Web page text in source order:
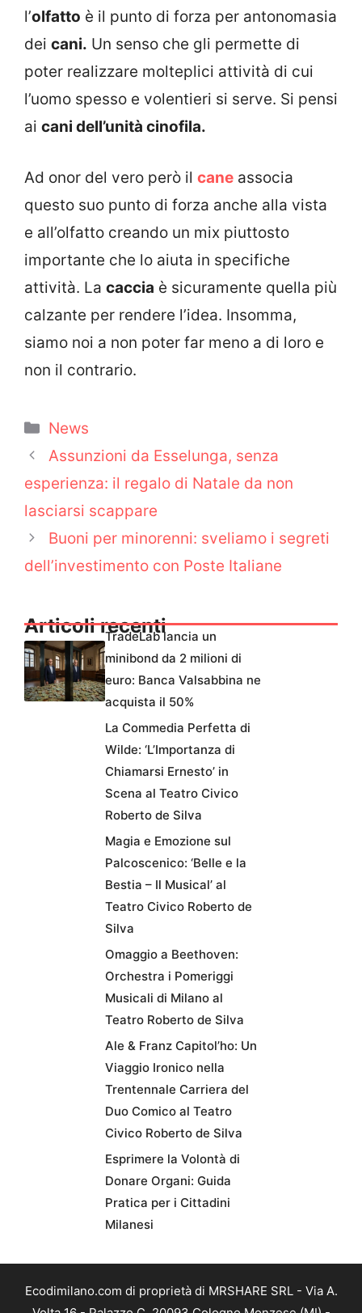
l’olfatto è il punto di forza per antonomasia
dei cani. Un senso che gli permette di
poter realizzare molteplici attività di cui
l’uomo spesso e volentieri si serve. Si pensi
ai cani dell’unità cinofila.
Ad onor del vero però il cane associa
questo suo punto di forza anche alla vista
e all’olfatto creando un mix piuttosto
importante che lo aiuta in specifiche
attività. La caccia è sicuramente quella più
calzante per rendere l’idea. Insomma,
siamo noi a non poter far meno a di loro e
non il contrario.
Categorie
News
Assunzioni da Esselunga, senza
esperienza: il regalo di Natale da non
lasciarsi scappare
Buoni per minorenni: sveliamo i segreti
dell’investimento con Poste Italiane
Articoli recenti
TradeLab lancia un
minibond da 2 milioni di
euro: Banca Valsabbina ne
acquista il 50%
La Commedia Perfetta di
Wilde: ‘L’Importanza di
Chiamarsi Ernesto’ in
Scena al Teatro Civico
Roberto de Silva
Magia e Emozione sul
Palcoscenico: ‘Belle e la
Bestia – Il Musical’ al
Teatro Civico Roberto de
Silva
Omaggio a Beethoven:
Orchestra i Pomeriggi
Musicali di Milano al
Teatro Roberto de Silva
Ale & Franz Capitol’ho: Un
Viaggio Ironico nella
Trentennale Carriera del
Duo Comico al Teatro
Civico Roberto de Silva
Esprimere la Volontà di
Donare Organi: Guida
Pratica per i Cittadini
Milanesi
Ecodimilano.com di proprietà di MRSHARE SRL - Via A.